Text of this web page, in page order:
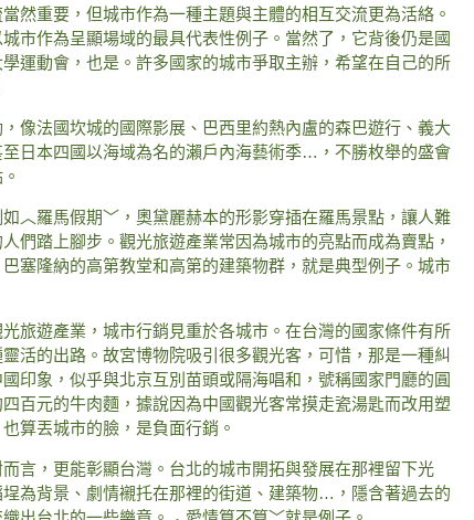
然重要，但城市作為一種主題與主體的相互交流更為活絡。
市作為呈顯場域的最具代表性例子。當然了，它背後仍是國
運動會，也是。許多國家的城市爭取主辦，希望在自己的所
像法國坎城的國際影展、巴西里約熱內盧的森巴遊行、義大
日本四國以海域為名的瀨戶內海藝術季…，不勝枚舉的盛會
︿羅馬假期﹀，奧黛麗赫本的形影穿插在羅馬景點，讓人難
們踏上腳步。觀光旅遊產業常因為城市的亮點而成為賣點，
塞隆納的高第教堂和高第的建築物群，就是典型例子。城市
旅遊產業，城市行銷見重於各城市。在台灣的國家條件有所
活的出路。故宮博物院吸引很多觀光客，可惜，那是一種糾
印象，似乎與北京互別苗頭或隔海唱和，號稱國家門廳的圓
百元的牛肉麵，據說因為中國觀光客常摸走瓷湯匙而改用塑
算丟城市的臉，是負面行銷。
言，更能彰顯台灣。台北的城市開拓與發展在那裡留下光
為背景、劇情襯托在那裡的街道、建築物…，隱含著過去的